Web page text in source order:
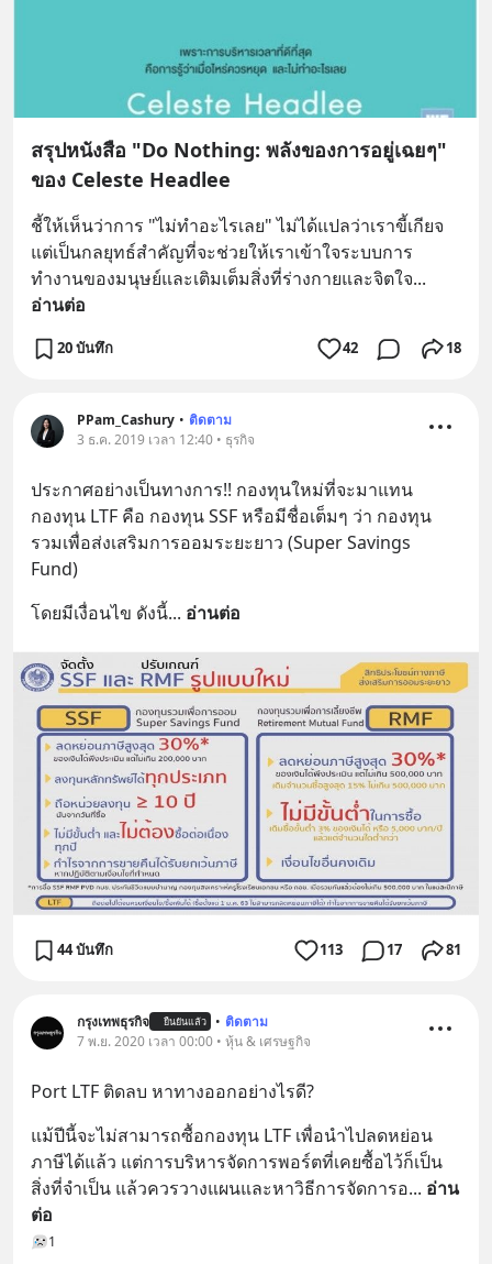
สรุปหนังสือ "Do Nothing: พลังของการอยู่เฉยๆ"
ของ Celeste Headlee
ชี้ให้เห็นว่าการ "ไม่ทำอะไรเลย" ไม่ได้แปลว่าเราขี้เกียจ
แต่เป็นกลยุทธ์สำคัญที่จะช่วยให้เราเข้าใจระบบการ
ทำงานของมนุษย์และเติมเต็มสิ่งที่ร่างกายและจิตใจ
อ่านต่อ
20 บันทึก 42 18
PPam_Cashury • ติดตาม
3 ธ.ค. 2019 เวลา 12:40 • ธุรกิจ
ประกาศอย่างเป็นทางการ!! กองทุนใหม่ที่จะมาแทน
กองทุน LTF คือ กองทุน SSF หรือมีชื่อเต็มๆ ว่า กองทุน
รวมเพื่อส่งเสริมการออมระยะยาว (Super Savings
Fund)
โดยมีเงื่อนไข ดังนี้... อ่านต่อ
44 บันทึก 113 17 81
กรุงเทพธุรกิจ ยืนยันแล้ว • ติดตาม
7 พ.ย. 2020 เวลา 00:00 • หุ้น & เศรษฐกิจ
Port LTF ติดลบ หาทางออกอย่างไรดี?
แม้ปีนี้จะไม่สามารถซื้อกองทุน LTF เพื่อนำไปลดหย่อน
ภาษีได้แล้ว แต่การบริหารจัดการพอร์ตที่เคยซื้อไว้ก็เป็น
สิ่งที่จำเป็น แล้วควรวางแผนและหาวิธีการจัดการอ... อ่าน
ต่อ
1